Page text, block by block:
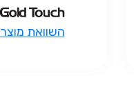
השוואת מוצר